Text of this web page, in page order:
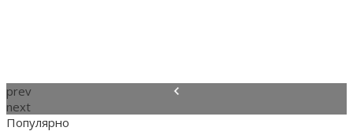
prev
next
Популярно